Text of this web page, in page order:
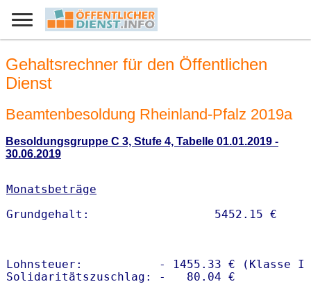
Gehaltsrechner für den Öffentlichen
Dienst
Beamtenbesoldung Rheinland-Pfalz 2019a
Besoldungsgruppe C 3, Stufe 4, Tabelle 01.01.2019 -
30.06.2019
Monatsbeträge
Lohnsteuer:           - 1455.33 € (Klasse I)
Solidaritätszuschlag: -   80.04 €